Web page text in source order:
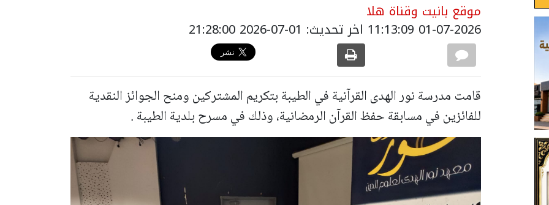
موقع بانيت وقناة هلا
01-07-2026 11:13:09 اخر تحديث: 01-07-2026 21:28:00
قامت مدرسة نور الهدى القرآنية في الطيبة بتكريم المشتركين ومنح الجوائز النقدية
للفائزين في مسابقة حفظ القرآن الرمضانية، وذلك في مسرح بلدية الطيبة .